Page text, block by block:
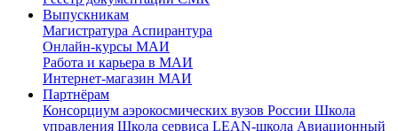
Выпускникам
Магистратура Аспирантура
Онлайн-курсы МАИ
Работа и карьера в МАИ
Интернет-магазин МАИ
Партнёрам
Консорциум аэрокосмических вузов России Школа
управления Школа сервиса LEAN-школа Авиационный